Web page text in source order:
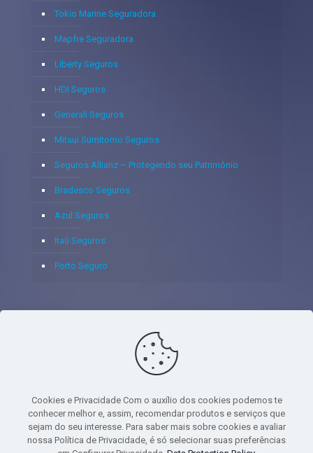
Tokio Marine Seguradora
Mapfre Seguradora
Liberty Seguros
HDI Seguros
Generali Seguros
Mitsui Sumitomo Seguros
Seguros Allianz – Protegendo seu Patrimônio
Bradesco Seguros
Azul Seguros
Itaú Seguros
Porto Seguro
© 2020 - Yoshie & Maia Corretora de Seguros Ltda - CNPJ:
05.459.716/0001-75 - SUSEP: 100637106 AV DOS
PAVIMENTO - CEP 06.020-012 - VILA YARA - OSASCO - UF SP -
TELEFONE - (11) 8251-9266
Cookies e Privacidade Com o auxílio dos cookies podemos te
conhecer melhor e, assim, recomendar produtos e serviços que
sejam do seu interesse. Para saber mais sobre cookies e avaliar
nossa Política de Privacidade, é só selecionar suas preferências